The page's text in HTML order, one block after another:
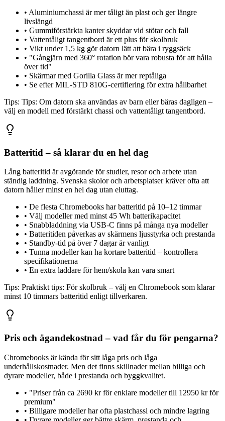
• Aluminiumchassi är mer tåligt än plast och ger längre
livslängd
• Gummiförstärkta kanter skyddar vid stötar och fall
• Vattentåligt tangentbord är ett plus för skolbruk
• Vikt under 1,5 kg gör datorn lätt att bära i ryggsäck
• "Gångjärn med 360° rotation bör vara robusta för att hålla
över tid"
• Skärmar med Gorilla Glass är mer reptåliga
• Se efter MIL-STD 810G-certifiering för extra hållbarhet
Tips: Tips: Om datorn ska användas av barn eller bäras dagligen –
välj en modell med förstärkt chassi och vattentåligt tangentbord.
Batteritid – så klarar du en hel dag
Lång batteritid är avgörande för studier, resor och arbete utan
ständig laddning. Svenska skolor och arbetsplatser kräver ofta att
datorn håller minst en hel dag utan eluttag.
• De flesta Chromebooks har batteritid på 10–12 timmar
• Välj modeller med minst 45 Wh batterikapacitet
• Snabbladdning via USB-C finns på många nya modeller
• Batteritiden påverkas av skärmens ljusstyrka och prestanda
• Standby-tid på över 7 dagar är vanligt
• Tunna modeller kan ha kortare batteritid – kontrollera
specifikationerna
• En extra laddare för hem/skola kan vara smart
Tips: Praktiskt tips: För skolbruk – välj en Chromebook som klarar
minst 10 timmars batteritid enligt tillverkaren.
Pris och ägandekostnad – vad får du för pengarna?
Chromebooks är kända för sitt låga pris och låga
underhållskostnader. Men det finns skillnader mellan billiga och
dyrare modeller, både i prestanda och byggkvalitet.
• "Priser från ca 2690 kr för enklare modeller till 12950 kr för
premium"
• Billigare modeller har ofta plastchassi och mindre lagring